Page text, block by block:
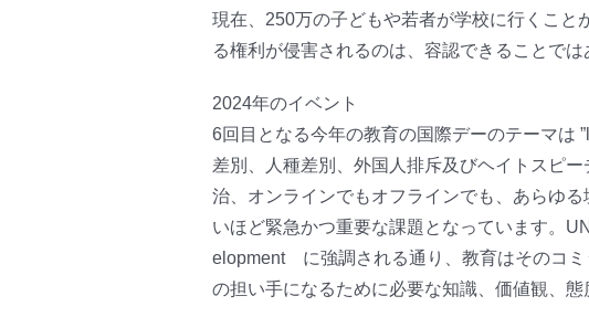
現在、250万の子どもや若者が学校に行くこ
る権利が侵害されるのは、容認できることで
2024年のイベント
6回目となる今年の教育の国際デーのテーマは
差別、人種差別、外国人排斥及びヘイトスピ
治、オンラインでもオフラインでも、あらゆ
いほど緊急かつ重要な課題となっています。
elopment に強調される通り、教育はそのコミ
の担い手になるために必要な知識、価値観、